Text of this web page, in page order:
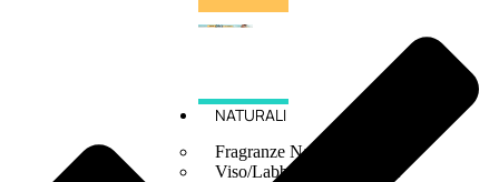
NATURALI
Fragranze Nature
Viso/Labbra/Occhi Nature